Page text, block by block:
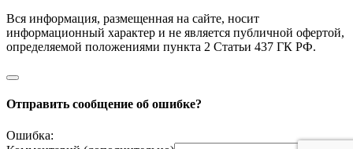
Вся информация, размещенная на сайте, носит
информационный характер и не является публичной офертой,
определяемой положениями пункта 2 Cтатьи 437 ГК РФ.
Отправить сообщение об ошибке?
Ошибка: